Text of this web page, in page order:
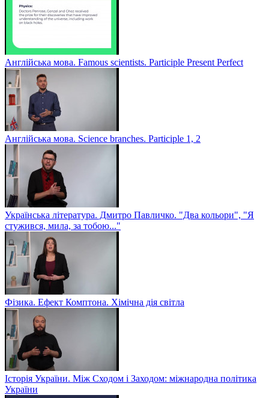
Англійська мова. Famous scientists. Participle Present Perfect
Англійська мова. Sсience branches. Participle 1, 2
Українська література. Дмитро Павличко. "Два кольори", "Я
стужився, мила, за тобою..."
Фізика. Ефект Комптона. Хімічна дія світла
Історія України. Між Сходом і Заходом: міжнародна політика
України